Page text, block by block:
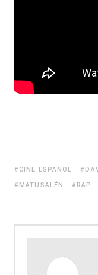
CINE ESPAÑOL
MATUSALÉN
RAP